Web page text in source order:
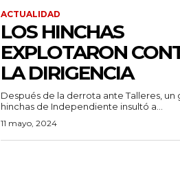
ACTUALIDAD
LOS HINCHAS
EXPLOTARON
LA DIRIGENCIA
Después de la derrota ante Talleres, un
hinchas de Independiente insultó a...
11 mayo, 2024